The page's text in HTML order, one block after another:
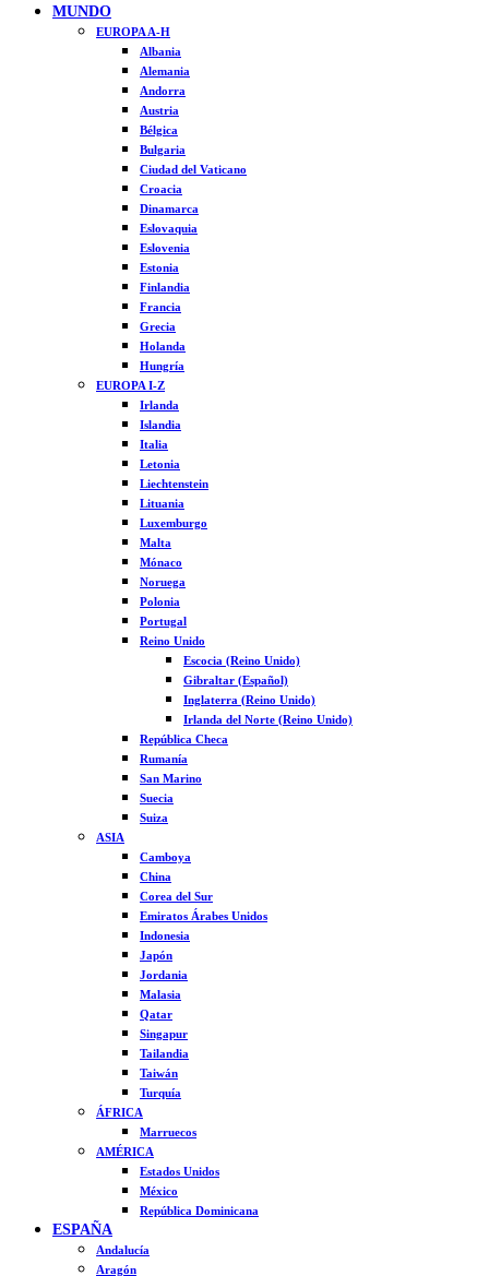
MUNDO
EUROPA A-H
Albania
Alemania
Andorra
Austria
Bélgica
Bulgaria
Ciudad del Vaticano
Croacia
Dinamarca
Eslovaquia
Eslovenia
Estonia
Finlandia
Francia
Grecia
Holanda
Hungría
EUROPA I-Z
Irlanda
Islandia
Italia
Letonia
Liechtenstein
Lituania
Luxemburgo
Malta
Mónaco
Noruega
Polonia
Portugal
Reino Unido
Escocia (Reino Unido)
Gibraltar (Español)
Inglaterra (Reino Unido)
Irlanda del Norte (Reino Unido)
República Checa
Rumanía
San Marino
Suecia
Suiza
ASIA
Camboya
China
Corea del Sur
Emiratos Árabes Unidos
Indonesia
Japón
Jordania
Malasia
Qatar
Singapur
Tailandia
Taiwán
Turquía
ÁFRICA
Marruecos
AMÉRICA
Estados Unidos
México
República Dominicana
ESPAÑA
Andalucía
Aragón